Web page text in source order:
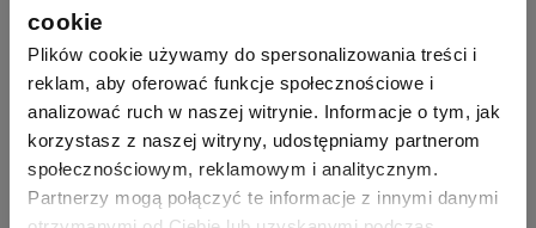
cookie
Plików cookie używamy do spersonalizowania treści i
reklam, aby oferować funkcje społecznościowe i
analizować ruch w naszej witrynie. Informacje o tym, jak
korzystasz z naszej witryny, udostępniamy partnerom
społecznościowym, reklamowym i analitycznym.
Partnerzy mogą połączyć te informacje z innymi danymi
BleBox 90
Odpowiedzi
208
Ocen
Phoenix Contact 67
Odpowiedzi Ocen